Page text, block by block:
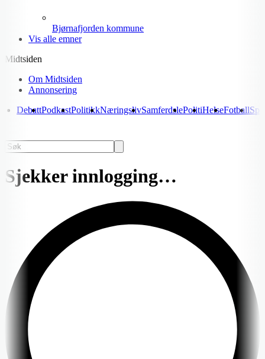
Bjørnafjorden kommune
Vis alle emner
Midtsiden
Om Midtsiden
Annonsering
DebattPodkastPolitikkNæringslivSamferdslePolitiHelseFotball
Sjekker innlogging…